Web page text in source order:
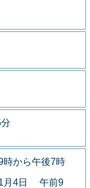
から午後7時
1月4日 午前9